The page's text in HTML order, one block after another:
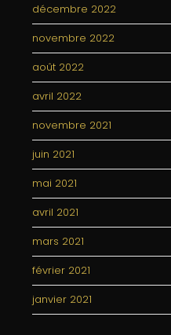
décembre 2022
novembre 2022
août 2022
avril 2022
novembre 2021
juin 2021
mai 2021
avril 2021
mars 2021
février 2021
janvier 2021